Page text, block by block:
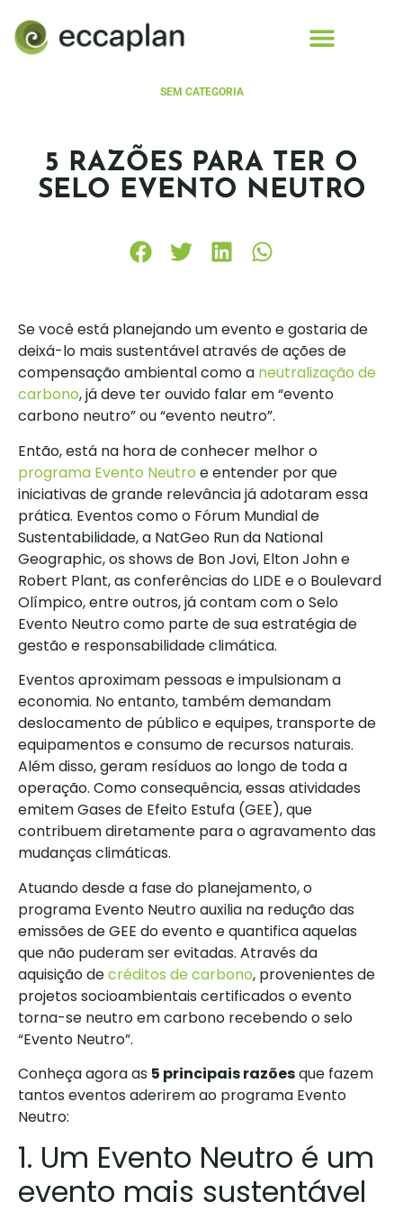
SEM CATEGORIA
5 RAZÕES PARA TER O
SELO EVENTO NEUTRO
Se você está planejando um evento e gostaria de
deixá-lo mais sustentável através de ações de
compensação ambiental como a neutralização de
carbono, já deve ter ouvido falar em “evento
carbono neutro” ou “evento neutro”.
Então, está na hora de conhecer melhor o
programa Evento Neutro e entender por que
iniciativas de grande relevância já adotaram essa
prática. Eventos como o Fórum Mundial de
Sustentabilidade, a NatGeo Run da National
Geographic, os shows de Bon Jovi, Elton John e
Robert Plant, as conferências do LIDE e o Boulevard
Olímpico, entre outros, já contam com o Selo
Evento Neutro como parte de sua estratégia de
gestão e responsabilidade climática.
Eventos aproximam pessoas e impulsionam a
economia. No entanto, também demandam
deslocamento de público e equipes, transporte de
equipamentos e consumo de recursos naturais.
Além disso, geram resíduos ao longo de toda a
operação. Como consequência, essas atividades
emitem Gases de Efeito Estufa (GEE), que
contribuem diretamente para o agravamento das
mudanças climáticas.
Atuando desde a fase do planejamento, o
programa Evento Neutro auxilia na redução das
emissões de GEE do evento e quantifica aquelas
que não puderam ser evitadas. Através da
aquisição decréditos de carbono, provenientes de
projetos socioambientais certificados o evento
torna-se neutro em carbono recebendo o selo
“Evento Neutro”.
Conheça agora as 5 principais razõesque fazem
tantos eventos aderirem ao programa Evento
Neutro:
1. Um Evento Neutro é um
evento mais sustentável